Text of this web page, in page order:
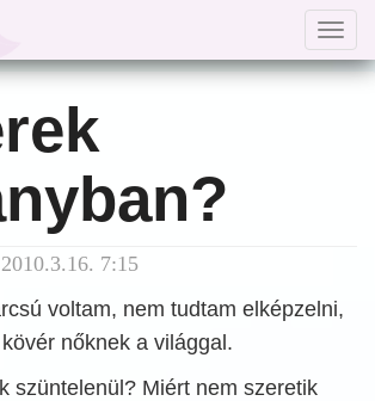
7:15
voltam, nem tudtam elképzelni,
nőknek a világgal.
szüntelenül? Miért nem szeretik